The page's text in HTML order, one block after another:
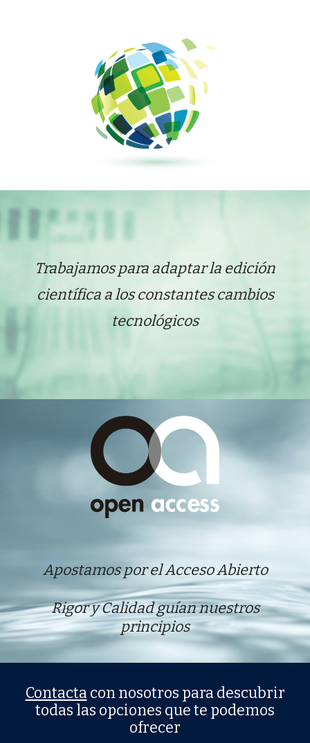
Trabajamospara adaptar la edición
científica a los constantes cambios
tecnológicos
Apostamos por el Acceso Abierto
Rigor y Calidad guían nuestros
principios
Contacta con nosotros para descubrir
todas las opciones que te podemos
ofrecer